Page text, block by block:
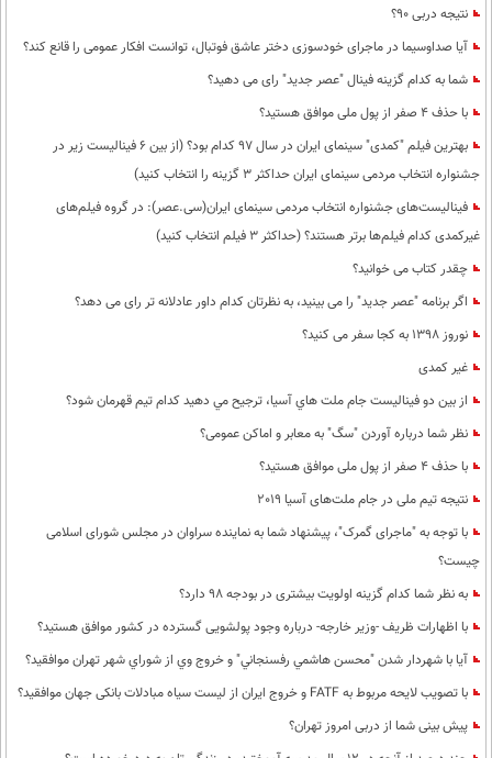
نتیجه دربی 90؟
آیا صداوسیما در ماجرای خودسوزی دختر عاشق فوتبال، توانست افکار عمومی را قانع کند؟
شما به کدام گزینه فینال "عصر جدید" رای می دهید؟
با حذف 4 صفر از پول ملی موافق هستید؟
بهترین فیلم "کمدی" سینمای ایران در سال 97 کدام بود؟ (از بین 6 فینالیست زیر در
جشنواره انتخاب مردمی سینمای ایران حداکثر 3 گزینه را انتخاب کنید)
فینالیست‌های جشنواره انتخاب مردمی سینمای ایران(سی.عصر): در گروه فیلم‌های
غیرکمدی کدام فیلم‌ها برتر هستند؟ (حداکثر 3 فیلم انتخاب کنید)
چقدر کتاب می خوانید؟
اگر برنامه "عصر جدید" را می بینید، به نظرتان کدام داور عادلانه تر رای می دهد؟
نوروز 1398 به کجا سفر می کنید؟
غیر کمدی
از بين دو فيناليست جام ملت هاي آسيا، ترجيح مي دهيد كدام تيم قهرمان شود؟
نظر شما درباره آوردن "سگ" به معابر و اماکن عمومی؟
با حذف 4 صفر از پول ملی موافق هستید؟
نتیجه تیم ملی در جام ملت‌های آسیا 2019
با توجه به "ماجرای گمرک"، پیشنهاد شما به نماینده سراوان در مجلس شورای اسلامی
چیست؟
به نظر شما كدام گزینه اولویت بیشتری در بودجه 98 دارد؟
با اظهارات ظریف -وزیر خارجه- درباره وجود پولشویی گسترده در کشور موافق هستید؟
آيا با شهردار شدن "محسن هاشمي رفسنجاني" و خروج وي از شوراي شهر تهران موافقيد؟
با تصویب لایحه مربوط به FATF و خروج ایران از لیست سیاه مبادلات بانکی جهان موافقید؟
پیش بینی شما از دربی امروز تهران؟